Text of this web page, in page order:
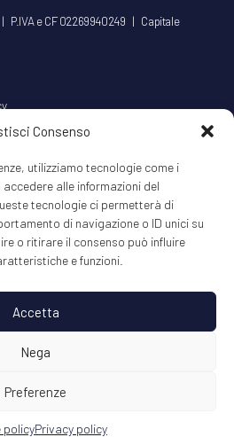
Consenso
utilizziamo tecnologie come i
alle informazioni del
tecnologie ci permetterà di
di navigazione o ID unici su
o ritirare il consenso può influire
e funzioni.
Accetta
Nega
Preferenze
policyPrivacy policy
P.IVA e CF 02269940249 | Capitale